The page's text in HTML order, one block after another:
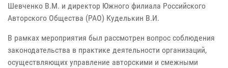
Шевченко В.М. и директор Южного филиала Российского
Авторского Общества (РАО) Куделькин В.И.
В рамках мероприятия был рассмотрен вопрос соблюдения
законодательства в практике деятельности организаций,
осуществляющих управление авторскими и смежными